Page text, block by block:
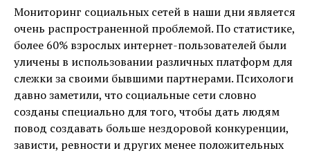
Мониторинг социальных сетей в наши дни является
очень распространенной проблемой. По статистике,
более 60% взрослых интернет-пользователей были
уличены в использовании различных платформ для
слежки за своими бывшими партнерами. Психологи
давно заметили, что социальные сети словно
созданы специально для того, чтобы дать людям
повод создавать больше нездоровой конкуренции,
зависти, ревности и других менее положительных